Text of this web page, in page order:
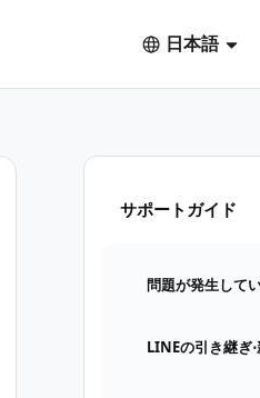
日本語
サポートガイド
問題が発生して
LINEの引き継ぎ